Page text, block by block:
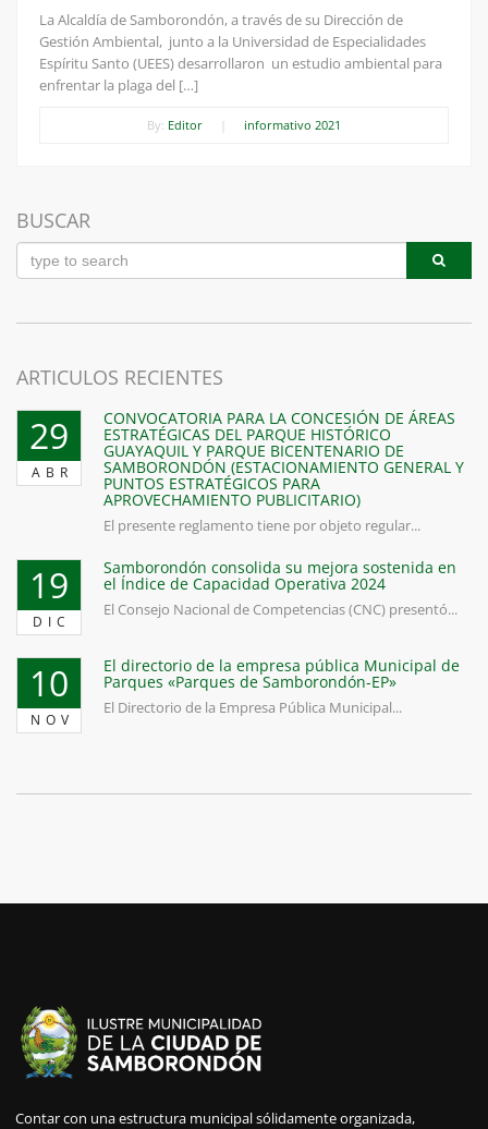
La Alcaldía de Samborondón, a través de su Dirección de
Gestión Ambiental, junto a la Universidad de Especialidades
Espíritu Santo (UEES) desarrollaron un estudio ambiental para
enfrentar la plaga del […]
By: Editor informativo 2021
BUSCAR
ARTICULOS RECIENTES
29
ABR
CONVOCATORIA PARA LA CONCESIÓN DE ÁREAS
ESTRATÉGICAS DEL PARQUE HISTÓRICO
GUAYAQUIL Y PARQUE BICENTENARIO DE
SAMBORONDÓN (ESTACIONAMIENTO GENERAL Y
PUNTOS ESTRATÉGICOS PARA
APROVECHAMIENTO PUBLICITARIO)
El presente reglamento tiene por objeto regular...
19
DIC
Samborondón consolida su mejora sostenida en
el Índice de Capacidad Operativa 2024
El Consejo Nacional de Competencias (CNC) presentó...
10
NOV
El directorio de la empresa pública Municipal de
Parques «Parques de Samborondón-EP»
El Directorio de la Empresa Pública Municipal...
Contar con una estructura municipal sólidamente organizada,